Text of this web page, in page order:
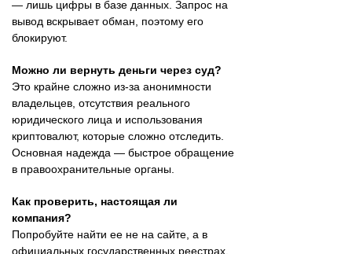
— лишь цифры в базе данных. Запрос на
вывод вскрывает обман, поэтому его
блокируют.
Можно ли вернуть деньги через суд?
Это крайне сложно из-за анонимности
владельцев, отсутствия реального
юридического лица и использования
криптовалют, которые сложно отследить.
Основная надежда — быстрое обращение
в правоохранительные органы.
Как проверить, настоящая ли
компания?
Попробуйте найти ее не на сайте, а в
официальных государственных реестрах.